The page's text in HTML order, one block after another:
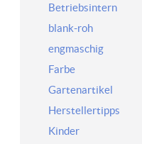
Betriebsintern
blank-roh
engmaschig
Farbe
Gartenartikel
Herstellertipps
Kinder